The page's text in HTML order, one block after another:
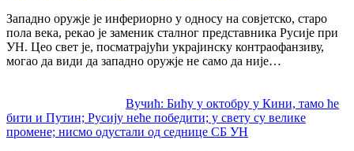
Западно оружје је инфериорно у односу на совјетско, старо
пола века, рекао је заменик сталног представника Русије при
УН. Цео свет је, посматрајући украјинску контраофанзиву,
могао да види да западно оружје не само да није…
Вучић: Бићу у октобру у Кини, тамо ће
бити и Путин; Русију неће победити; у свету су велике
промене; нисмо одустали од седнице СБ УН